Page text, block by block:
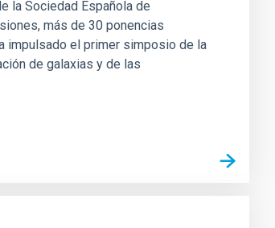
la Sociedad Española de
más de 30 ponencias
impulsado el primer simposio de la
de galaxias y de las